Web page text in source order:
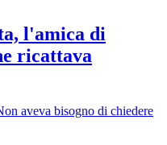
l'amica di
ricattava
aveva bisogno di chiedere